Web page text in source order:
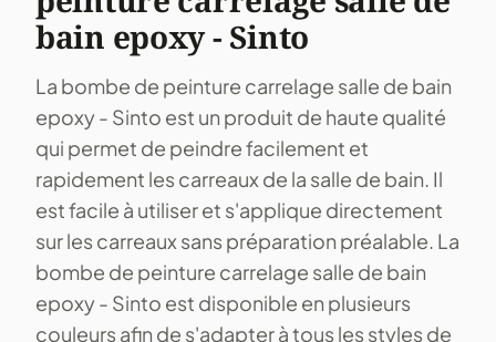
bain epoxy - Sinto
La bombe de peinture carrelage salle de bain
epoxy - Sinto est un produit de haute qualité
qui permet de peindre facilement et
rapidement les carreaux de la salle de bain. Il
est facile à utiliser et s'applique directement
sur les carreaux sans préparation préalable. La
bombe de peinture carrelage salle de bain
epoxy - Sinto est disponible en plusieurs
couleurs afin de s'adapter à tous les styles de